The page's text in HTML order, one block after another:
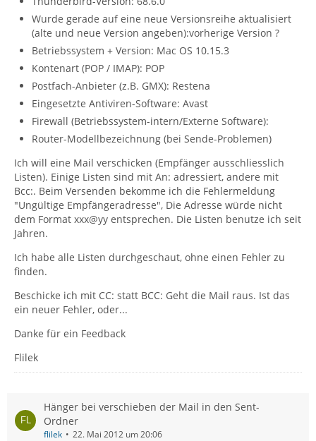
Wurde gerade auf eine neue Versionsreihe aktualisiert
(alte und neue Version angeben):vorherige Version ?
Betriebssystem + Version: Mac OS 10.15.3
Kontenart (POP / IMAP): POP
Postfach-Anbieter (z.B. GMX): Restena
Eingesetzte Antiviren-Software: Avast
Firewall (Betriebssystem-intern/Externe Software):
Router-Modellbezeichnung (bei Sende-Problemen)
Ich will eine Mail verschicken (Empfänger ausschliesslich
Listen). Einige Listen sind mit An: adressiert, andere mit
Bcc:. Beim Versenden bekomme ich die Fehlermeldung
"Ungültige Empfängeradresse", Die Adresse würde nicht
dem Format xxx@yy entsprechen. Die Listen benutze ich seit
Jahren.
Ich habe alle Listen durchgeschaut, ohne einen Fehler zu
finden.
Beschicke ich mit CC: statt BCC: Geht die Mail raus. Ist das
ein neuer Fehler, oder...
Danke für ein Feedback
Flilek
Hänger bei verschieben der Mail in den Sent-
Ordner
flilek 22. Mai 2012 um 20:06